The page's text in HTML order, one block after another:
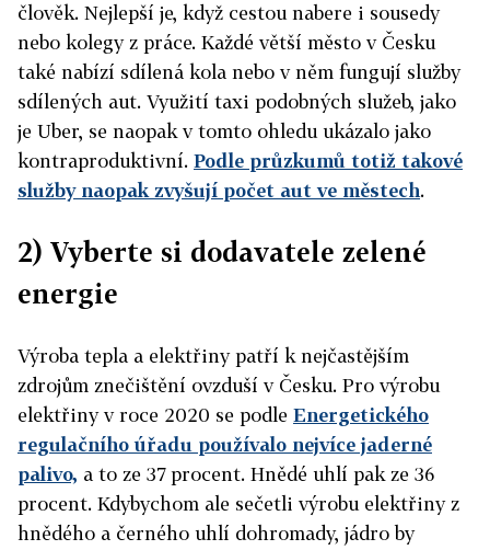
člověk. Nejlepší je, když cestou nabere i sousedy
nebo kolegy z práce. Každé větší město v Česku
také nabízí sdílená kola nebo v něm fungují služby
sdílených aut. Využití taxi podobných služeb, jako
je Uber, se naopak v tomto ohledu ukázalo jako
kontraproduktivní. Podle průzkumů totiž takové
služby naopak zvyšují počet aut ve městech.
2) Vyberte si dodavatele zelené
energie
Výroba tepla a elektřiny patří k nejčastějším
zdrojům znečištění ovzduší v Česku. Pro výrobu
elektřiny v roce 2020 se podle Energetického
regulačního úřadu používalo nejvíce jaderné
palivo, a to ze 37 procent. Hnědé uhlí pak ze 36
procent. Kdybychom ale sečetli výrobu elektřiny z
hnědého a černého uhlí dohromady, jádro by